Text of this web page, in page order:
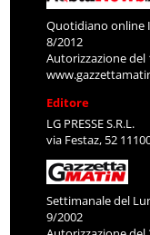
Quotidiano online
8/2012
Autorizzazione del
Editore
LG PRESSE S.R.L.
via Festaz, 52
Settimanale del
9/2002